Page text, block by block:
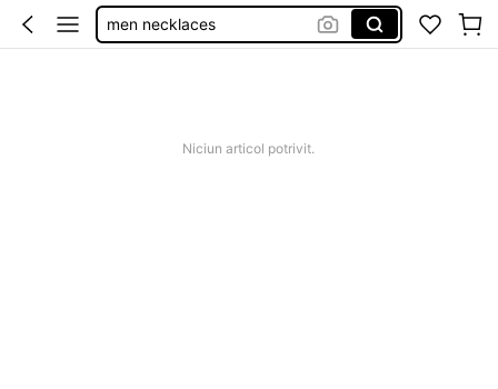
men necklaces
Niciun articol potrivit.